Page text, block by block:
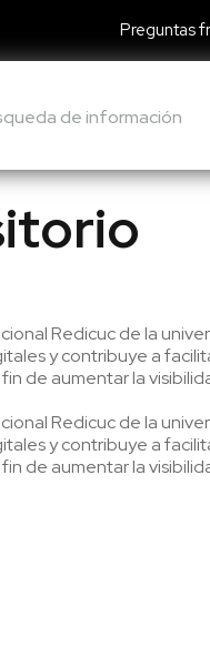
Preguntas
de información
Redicuc de la
y contribuye a
de aumentar la
Redicuc de la
y contribuye a
de aumentar la